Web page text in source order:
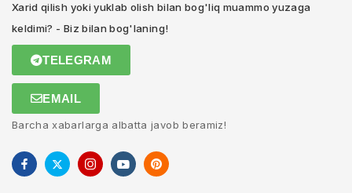
Xarid qilish yoki yuklab olish bilan bog'liq muammo yuzaga
keldimi? - Biz bilan bog'laning!
TELEGRAM
EMAIL
Barcha xabarlarga albatta javob beramiz!